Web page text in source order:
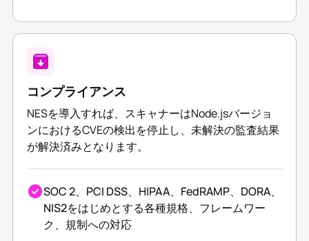
コンプライアンス
NESを導入すれば、スキャナーはNode.jsバージョ
ンにおけるCVEの検出を停止し、未解決の監査結果
が解決済みとなります。
SOC 2、PCI DSS、HIPAA、FedRAMP、DORA、
NIS2をはじめとする各種規格、フレームワー
ク、規制への対応